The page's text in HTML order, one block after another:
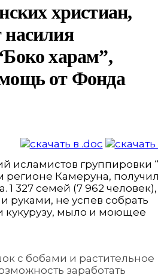
христиан,
харам”,
от Фонда
исламистов группировки
регионе Камеруна,
327 семей (7 962 человек),
руками, не успев собрать
кукурузу, мыло и моющее
с бобами и растительное
заработать